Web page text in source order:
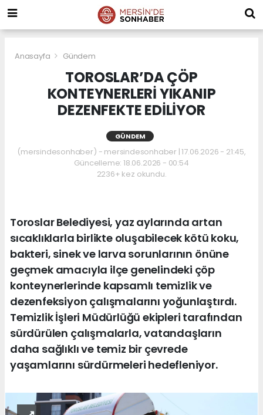
Anasayfa Gündem
TOROSLAR’DA ÇÖP
KONTEYNERLERİ YIKANIP
DEZENFEKTE EDİLİYOR
GÜNDEM
(mersindesonhaber) - mersindesonhaber | 17.06.2026 - 21:45,
Güncelleme: 18.06.2026 - 00:54
2236+ kez okundu.
Toroslar Belediyesi, yaz aylarında artan
sıcaklıklarla birlikte oluşabilecek kötü koku,
bakteri, sinek ve larva sorunlarının önüne
geçmek amacıyla ilçe genelindeki çöp
konteynerlerinde kapsamlı temizlik ve
dezenfeksiyon çalışmalarını yoğunlaştırdı.
Temizlik İşleri Müdürlüğü ekipleri tarafından
sürdürülen çalışmalarla, vatandaşların
daha sağlıklı ve temiz bir çevrede
yaşamlarını sürdürmeleri hedefleniyor.